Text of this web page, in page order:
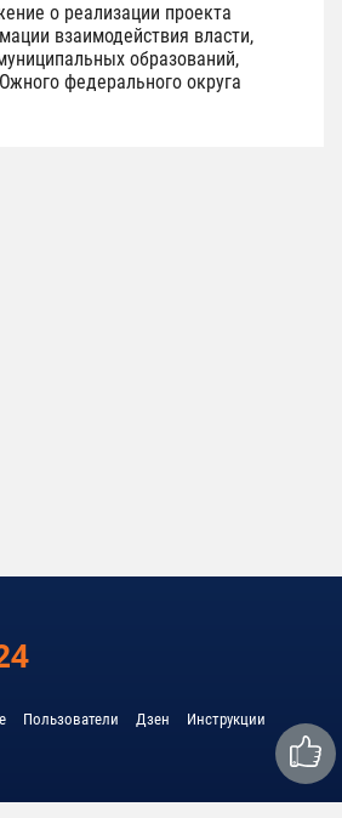
о реализации проекта
взаимодействия власти,
образований,
федерального округа
Пользователи Дзен Инструкции